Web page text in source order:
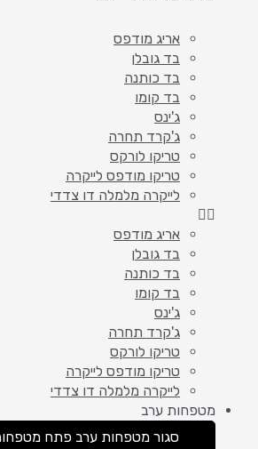
אריג מודפס
בד גובלן
בד כותנה
בד קומו
ג'ינס
ג'קרד תחרה
טריקו לורקס
טריקו מודפס לייקרה
לייקרה מלמלה דו צדדי
אריג מודפס
בד גובלן
בד כותנה
בד קומו
ג'ינס
ג'קרד תחרה
טריקו לורקס
טריקו מודפס לייקרה
לייקרה מלמלה דו צדדי
מטפחות ערב
סגור מטפחות ערב פתח